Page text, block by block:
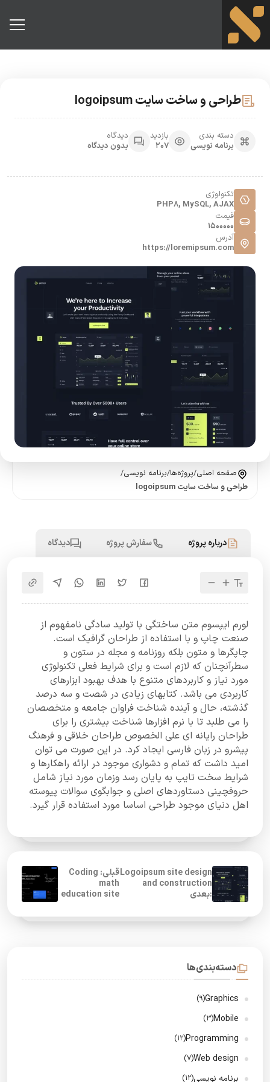
طراحی و ساخت سایت logoipsum
دسته بندی
برنامه نویسی
بازدید
207
دیدگاه
بدون دیدگاه
تکنولوژی
PHP8, MySQL, AJAX
قیمت
1500000
آدرس
https://loremipsum.com
صفحه اصلی/پروژه‌ها/برنامه نویسی/
طراحی و ساخت سایت logoipsum
درباره پروژه سفارش پروژه دیدگاه
لورم ایپسوم متن ساختگی با تولید سادگی نامفهوم از
صنعت چاپ و با استفاده از طراحان گرافیک است.
چاپگرها و متون بلکه روزنامه و مجله در ستون و
سطرآنچنان که لازم است و برای شرایط فعلی تکنولوژی
مورد نیاز و کاربردهای متنوع با هدف بهبود ابزارهای
کاربردی می باشد. کتابهای زیادی در شصت و سه درصد
گذشته، حال و آینده شناخت فراوان جامعه و متخصصان
را می طلبد تا با نرم افزارها شناخت بیشتری را برای
طراحان رایانه ای علی الخصوص طراحان خلاقی و فرهنگ
پیشرو در زبان فارسی ایجاد کرد. در این صورت می توان
امید داشت که تمام و دشواری موجود در ارائه راهکارها و
شرایط سخت تایپ به پایان رسد وزمان مورد نیاز شامل
حروفچینی دستاوردهای اصلی و جوابگوی سوالات پیوسته
اهل دنیای موجود طراحی اساسا مورد استفاده قرار گیرد.
Logoipsum site design
and construction
:بعدی
قبلی: Coding
math
education site
دسته‌بندی‌ها
Graphics
(9)
Mobile
(3)
Programming
(12)
Web design
(7)
برنامه نویسی(12)